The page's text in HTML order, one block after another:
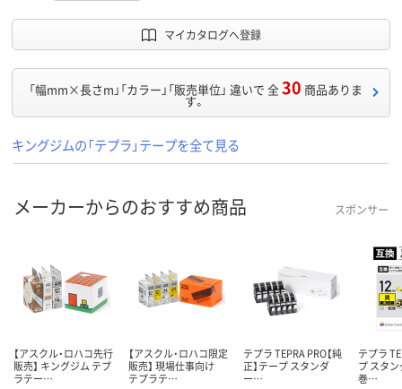
マイカタログへ登録
「幅mm×長さm」「カラー」「販売単位」 違いで 全30 商品ありま
す。
キングジムの「テプラ」テープを全て見る
メーカーからのおすすめ商品 スポンサー
【アスクル・ロハコ先行
販売】 キングジム テプ
ラテー…
【アスクル・ロハコ限定
販売】 現場仕事向け
テプラテ…
テプラ TEPRA PRO【純
正】テープ スタンダ
ー…
テプラ
プ スタ
巻…